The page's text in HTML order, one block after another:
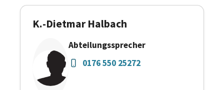
K.-Dietmar Halbach
Abteilungssprecher
0176 550 25272